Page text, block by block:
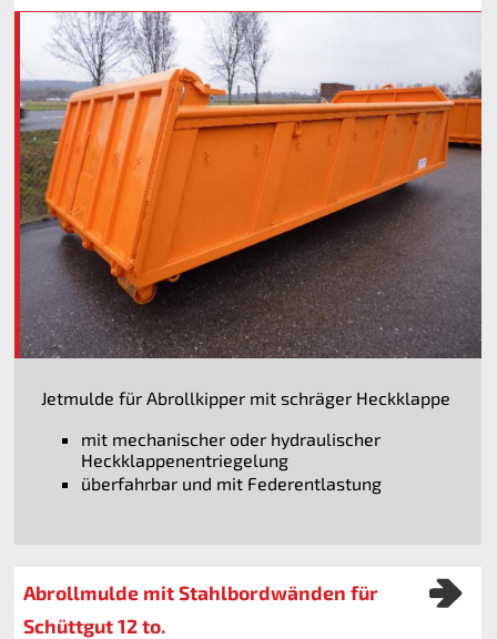
Jetmulde für Abrollkipper mit schräger Heckklappe
mit mechanischer oder hydraulischer
Heckklappenentriegelung
überfahrbar und mit Federentlastung
Abrollmulde mit Stahlbordwänden für
Schüttgut 12 to.